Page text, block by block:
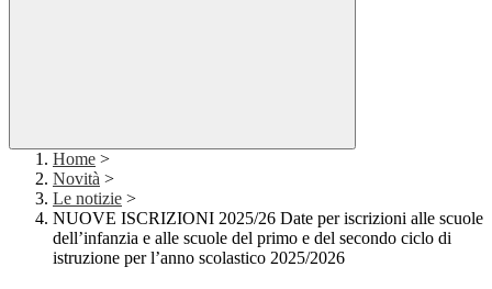
Home >
Novità >
Le notizie >
NUOVE ISCRIZIONI 2025/26 Date per iscrizioni alle scuole
dell’infanzia e alle scuole del primo e del secondo ciclo di
istruzione per l’anno scolastico 2025/2026